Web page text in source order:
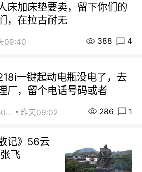
床加床垫要卖，留下你们的
，在拉古耐无
09:40 388 4
一键起动电瓶没电了，去
厂，留个电话号码或者
街友64250024 昨天09:02 286 1
记》56云
飞